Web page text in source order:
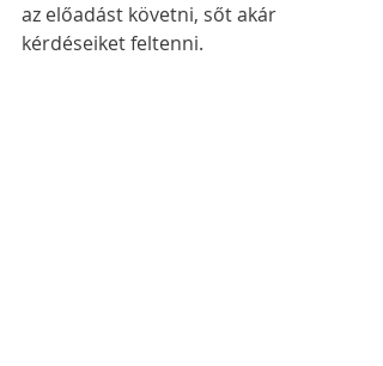
az előadást követni, sőt akár
kérdéseiket feltenni.